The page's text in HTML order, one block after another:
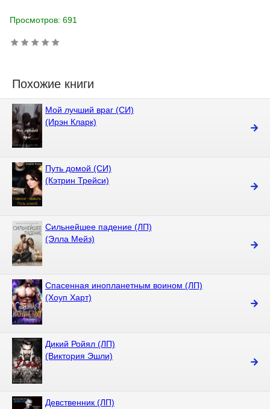
Просмотров: 691
Похожие книги
Мой лучший враг (СИ)
(Ирэн Кларк)
Путь домой (СИ)
(Кэтрин Трейси)
Сильнейшее падение (ЛП)
(Элла Мейз)
Спасенная инопланетным воином (ЛП)
(Хоуп Харт)
Дикий Ройял (ЛП)
(Виктория Эшли)
Девственник (ЛП)